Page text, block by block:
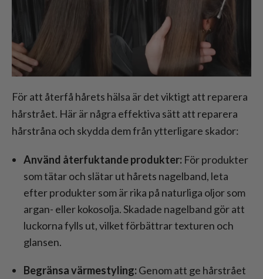
För att återfå hårets hälsa är det viktigt att reparera
hårstrået. Här är några effektiva sätt att reparera
hårstråna och skydda dem från ytterligare skador:
Använd återfuktande produkter: För produkter
som tätar och slätar ut hårets nagelband, leta
efter produkter som är rika på naturliga oljor som
argan- eller kokosolja. Skadade nagelband gör att
luckorna fylls ut, vilket förbättrar texturen och
glansen.
Begränsa värmestyling:Genom att ge hårstrået